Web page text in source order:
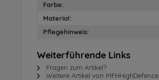
Farbe:
Material:
Pflegehinweis:
Weiterführende Links
Fragen zum Artikel?
Weitere Artikel von MFHHighDefence